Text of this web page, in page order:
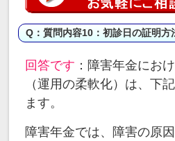
Q：質問内容10：初診日の証明方
回答です ：障害年金にお
（運用の柔軟化）は、下
ます。
障害年金では、障害の原